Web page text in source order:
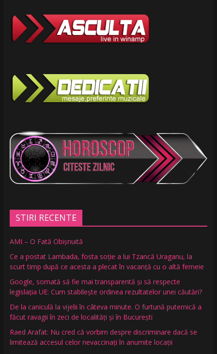
STIRI RECENTE
AMI – O Fată Obişnuită
Ce a postat Lambada, fosta soție a lui Tzancă Uraganu, la
scurt timp după ce acesta a plecat în vacanță cu o altă femeie
Google, somată să fie mai transparentă și să respecte
legislația UE: Cum stabilește ordinea rezultatelor unei căutări?
De la caniculă la vijelii în câteva minute. O furtună puternică a
făcut ravagii în zeci de localități și în București
Raed Arafat: Nu cred că vorbim despre discriminare dacă se
limitează accesul celor nevaccinați în anumite locații